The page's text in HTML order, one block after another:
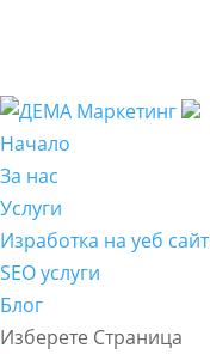
Начало
За нас
Услуги
Изработка на уеб сайт
SEO услуги
Блог
Изберете Страница